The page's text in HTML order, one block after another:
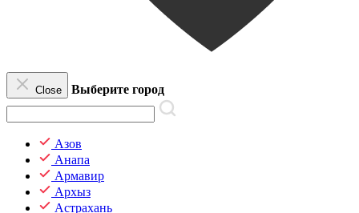
Close Выберите город
Азов
Анапа
Армавир
Архыз
Астрахань